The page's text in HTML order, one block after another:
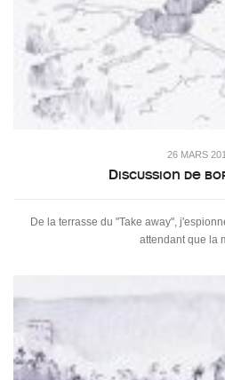
26 MARS
Discussion de
De la terrasse du "Take away",
attendant que la